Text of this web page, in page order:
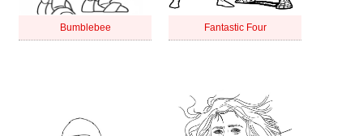
Bumblebee Fantastic Four